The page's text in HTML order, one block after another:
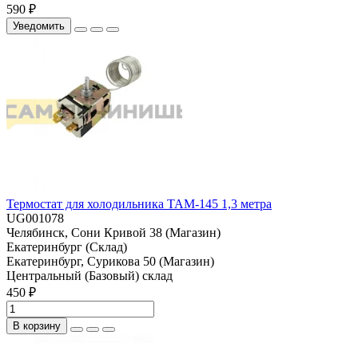
590 ₽
Уведомить
Термостат для холодильника ТАМ-145 1,3 метра
UG001078
Челябинск, Сони Кривой 38 (Магазин)
Екатеринбург (Склад)
Екатеринбург, Сурикова 50 (Магазин)
Центральный (Базовый) склад
450 ₽
В корзину